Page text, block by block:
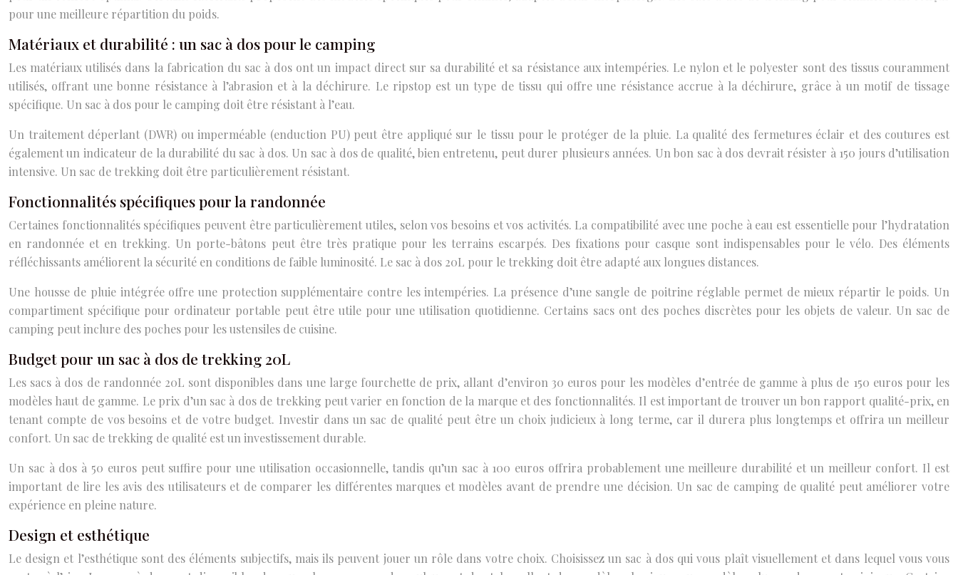
pour une meilleure répartition du poids.
Matériaux et durabilité : un sac à dos pour le camping
Les matériaux utilisés dans la fabrication du sac à dos ont un impact direct sur sa durabilité et sa résistance aux intempéries. Le nylon et le polyester sont des tissus couramment
utilisés, offrant une bonne résistance à l’abrasion et à la déchirure. Le ripstop est un type de tissu qui offre une résistance accrue à la déchirure, grâce à un motif de tissage
spécifique. Un sac à dos pour le camping doit être résistant à l’eau.
Un traitement déperlant (DWR) ou imperméable (enduction PU) peut être appliqué sur le tissu pour le protéger de la pluie. La qualité des fermetures éclair et des coutures est
également un indicateur de la durabilité du sac à dos. Un sac à dos de qualité, bien entretenu, peut durer plusieurs années. Un bon sac à dos devrait résister à 150 jours d’utilisation
intensive. Un sac de trekking doit être particulièrement résistant.
Fonctionnalités spécifiques pour la randonnée
Certaines fonctionnalités spécifiques peuvent être particulièrement utiles, selon vos besoins et vos activités. La compatibilité avec une poche à eau est essentielle pour l’hydratation
en randonnée et en trekking. Un porte-bâtons peut être très pratique pour les terrains escarpés. Des fixations pour casque sont indispensables pour le vélo. Des éléments
réfléchissants améliorent la sécurité en conditions de faible luminosité. Le sac à dos 20L pour le trekking doit être adapté aux longues distances.
Une housse de pluie intégrée offre une protection supplémentaire contre les intempéries. La présence d’une sangle de poitrine réglable permet de mieux répartir le poids. Un
compartiment spécifique pour ordinateur portable peut être utile pour une utilisation quotidienne. Certains sacs ont des poches discrètes pour les objets de valeur. Un sac de
camping peut inclure des poches pour les ustensiles de cuisine.
Budget pour un sac à dos de trekking 20L
Les sacs à dos de randonnée 20L sont disponibles dans une large fourchette de prix, allant d’environ 30 euros pour les modèles d’entrée de gamme à plus de 150 euros pour les
modèles haut de gamme. Le prix d’un sac à dos de trekking peut varier en fonction de la marque et des fonctionnalités. Il est important de trouver un bon rapport qualité-prix, en
tenant compte de vos besoins et de votre budget. Investir dans un sac de qualité peut être un choix judicieux à long terme, car il durera plus longtemps et offrira un meilleur
confort. Un sac de trekking de qualité est un investissement durable.
Un sac à dos à 50 euros peut suffire pour une utilisation occasionnelle, tandis qu’un sac à 100 euros offrira probablement une meilleure durabilité et un meilleur confort. Il est
important de lire les avis des utilisateurs et de comparer les différentes marques et modèles avant de prendre une décision. Un sac de camping de qualité peut améliorer votre
expérience en pleine nature.
Design et esthétique
Le design et l’esthétique sont des éléments subjectifs, mais ils peuvent jouer un rôle dans votre choix. Choisissez un sac à dos qui vous plaît visuellement et dans lequel vous vous